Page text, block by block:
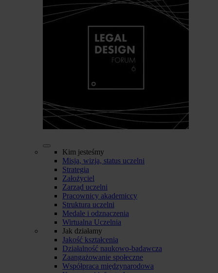
Kim jesteśmy
Misja, wizja, status uczelni
Strategia
Założyciel
Zarząd uczelni
Pracownicy akademiccy
Struktura uczelni
Medale i odznaczenia
Wirtualna Uczelnia
Jak działamy
Jakość kształcenia
Działalność naukowo-badawcza
Zaangażowanie społeczne
Współpraca międzynarodowa